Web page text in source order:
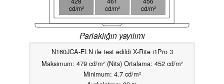
cd/m²
cd/m²
cd/m²
Parlaklığın yayılımı
N160JCA-ELN ile test edildi X-Rite i1Pro 3
Maksimum: 479 cd/m² (Nits) Ortalama: 452 cd/m²
Minimum: 4.7 cd/m²